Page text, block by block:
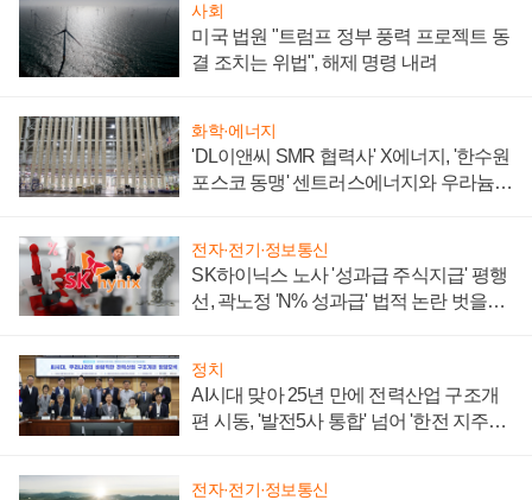
사회
미국 법원 "트럼프 정부 풍력 프로젝트 동
결 조치는 위법", 해제 명령 내려
화학·에너지
'DL이앤씨 SMR 협력사' X에너지, '한수원
포스코 동맹' 센트러스에너지와 우라늄
전자·전기·정보통신
SK하이닉스 노사 '성과급 주식지급' 평행
선, 곽노정 'N% 성과급' 법적 논란 벗을지
정치
AI시대 맞아 25년 만에 전력산업 구조개
편 시동, '발전5사 통합' 넘어 '한전 지주사'
전자·전기·정보통신